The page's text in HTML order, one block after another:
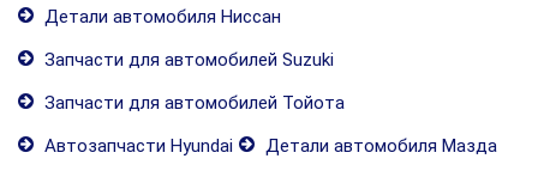
Детали автомобиля Ниссан
Запчасти для автомобилей Suzuki
Запчасти для автомобилей Тойота
Автозапчасти Hyundai
Детали автомобиля Мазда